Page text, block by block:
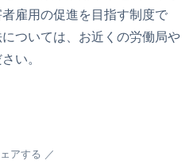
雇用の促進を目指す制度で
ついては、お近くの労働局や
い。
アする